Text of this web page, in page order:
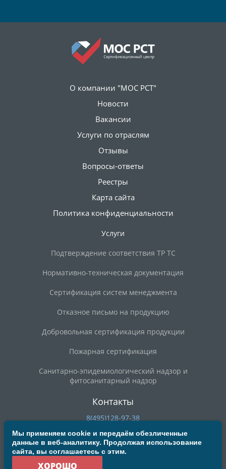
О компании "МОС РСТ"
Новости
Вакансии
Услуги по отраслям
Отзывы
Вопросы-ответы
Реестры
Карта сайта
Политика конфиденциальности
Услуги
Подтверждение соответствия ТР ТС
Нормативно-техническая документация
Сертификация систем менеджмента
Отказное письмо на продукцию
Добровольная сертификация продукции
Пожарная сертификация
Санитарно-эпидемиологический надзор и
фитосанитарный надзор
Контакты
8(495)128-97-38
8(800)200-90-59
deal@mosrst.ru
ул. Новая Басманная, д. 23Б, строение 20, офис 304/3
Мы применяем cookie и передаём обезличенные
данные в веб-аналитику. Продолжая использование
сайта, вы соглашаетесь с этим.
ХОРОШО